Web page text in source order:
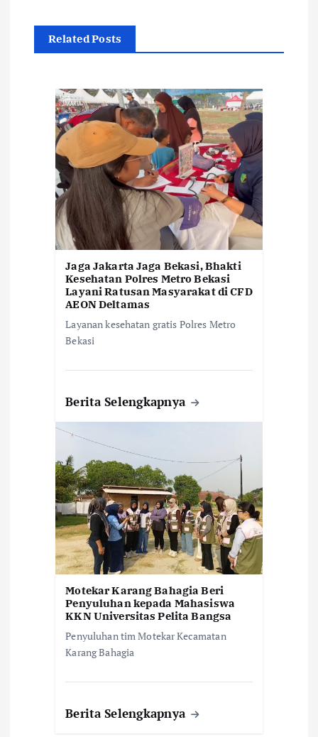
Related Posts
Jaga Jakarta Jaga Bekasi, Bhakti
Kesehatan Polres Metro Bekasi
Layani Ratusan Masyarakat di CFD
AEON Deltamas
Layanan kesehatan gratis Polres Metro
Bekasi
Berita Selengkapnya
Motekar Karang Bahagia Beri
Penyuluhan kepada Mahasiswa
KKN Universitas Pelita Bangsa
Penyuluhan tim Motekar Kecamatan
Karang Bahagia
Berita Selengkapnya